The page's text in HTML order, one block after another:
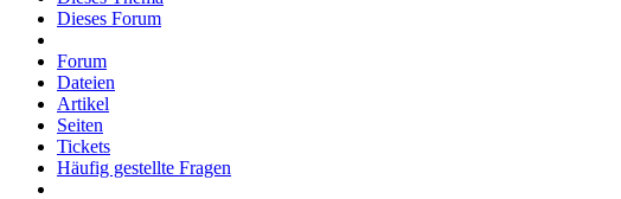
Dieses Forum
Forum
Dateien
Artikel
Seiten
Tickets
Häufig gestellte Fragen